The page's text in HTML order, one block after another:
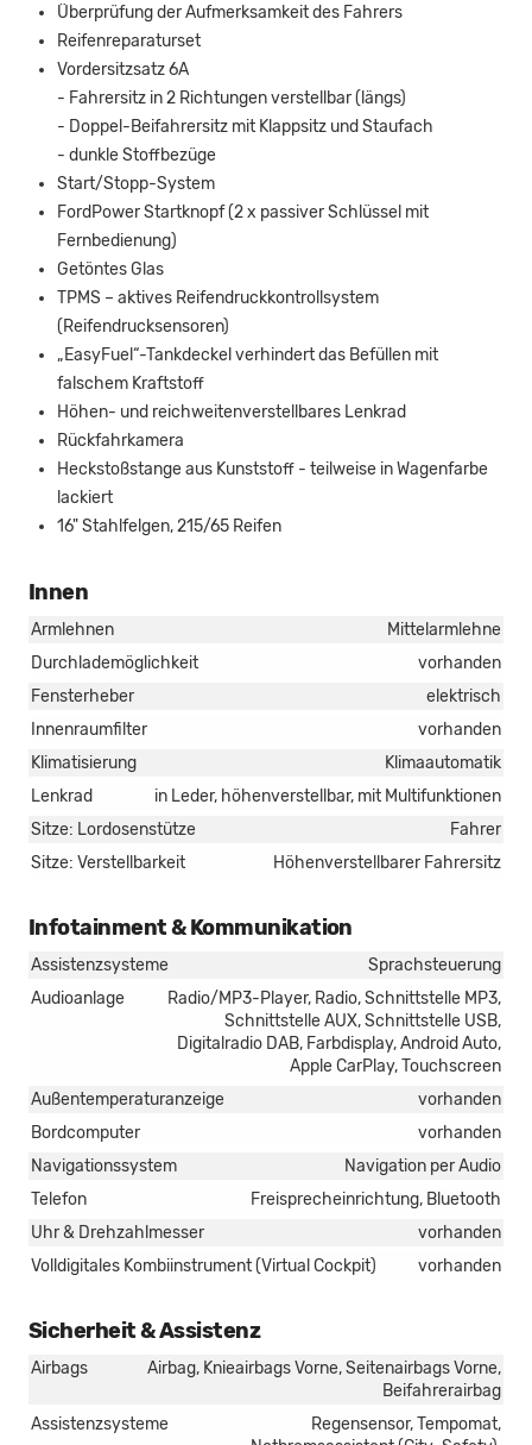
Überprüfung der Aufmerksamkeit des Fahrers
Reifenreparaturset
Vordersitzsatz 6A
- Fahrersitz in 2 Richtungen verstellbar (längs)
- Doppel-Beifahrersitz mit Klappsitz und Staufach
- dunkle Stoffbezüge
Start/Stopp-System
FordPower Startknopf (2 x passiver Schlüssel mit
Fernbedienung)
Getöntes Glas
TPMS – aktives Reifendruckkontrollsystem
(Reifendrucksensoren)
„EasyFuel“-Tankdeckel verhindert das Befüllen mit
falschem Kraftstoff
Höhen- und reichweitenverstellbares Lenkrad
Rückfahrkamera
Heckstoßstange aus Kunststoff - teilweise in Wagenfarbe
lackiert
16" Stahlfelgen, 215/65 Reifen
Innen
Armlehnen
Mittelarmlehne
Durchlademöglichkeit
vorhanden
Fensterheber
elektrisch
Innenraumfilter
vorhanden
Klimatisierung
Klimaautomatik
Lenkrad
in Leder, höhenverstellbar, mit Multifunktionen
Sitze: Lordosenstütze
Fahrer
Sitze: Verstellbarkeit
Höhenverstellbarer Fahrersitz
Infotainment & Kommunikation
Assistenzsysteme
Sprachsteuerung
Audioanlage
Radio/MP3-Player, Radio, Schnittstelle MP3,
Schnittstelle AUX, Schnittstelle USB,
Digitalradio DAB, Farbdisplay, Android Auto,
Apple CarPlay, Touchscreen
Außentemperaturanzeige
vorhanden
Bordcomputer
vorhanden
Navigationssystem
Navigation per Audio
Telefon
Freisprecheinrichtung, Bluetooth
Uhr & Drehzahlmesser
vorhanden
Volldigitales Kombiinstrument (Virtual Cockpit)
vorhanden
Sicherheit & Assistenz
Airbags
Airbag, Knieairbags Vorne, Seitenairbags Vorne,
Beifahrerairbag
Assistenzsysteme
Regensensor, Tempomat,